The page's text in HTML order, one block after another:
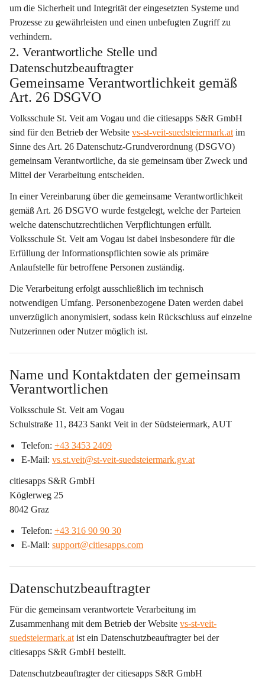
um die Sicherheit und Integrität der eingesetzten Systeme und
Prozesse zu gewährleisten und einen unbefugten Zugriff zu
verhindern.
2. Verantwortliche Stelle und
Datenschutzbeauftragter
Gemeinsame Verantwortlichkeit gemäß
Art. 26 DSGVO
Volksschule St. Veit am Vogau und die citiesapps S&R GmbH
sind für den Betrieb der Website vs-st-veit-suedsteiermark.at im
Sinne des Art. 26 Datenschutz-Grundverordnung (DSGVO)
gemeinsam Verantwortliche, da sie gemeinsam über Zweck und
Mittel der Verarbeitung entscheiden.
In einer Vereinbarung über die gemeinsame Verantwortlichkeit
gemäß Art. 26 DSGVO wurde festgelegt, welche der Parteien
welche datenschutzrechtlichen Verpflichtungen erfüllt.
Volksschule St. Veit am Vogau ist dabei insbesondere für die
Erfüllung der Informationspflichten sowie als primäre
Anlaufstelle für betroffene Personen zuständig.
Die Verarbeitung erfolgt ausschließlich im technisch
notwendigen Umfang. Personenbezogene Daten werden dabei
unverzüglich anonymisiert, sodass kein Rückschluss auf einzelne
Nutzerinnen oder Nutzer möglich ist.
Name und Kontaktdaten der gemeinsam
Verantwortlichen
Volksschule St. Veit am Vogau
Schulstraße 11, 8423 Sankt Veit in der Südsteiermark, AUT
Telefon: +43 3453 2409
E-Mail: vs.st.veit@st-veit-suedsteiermark.gv.at
citiesapps S&R GmbH
Köglerweg 25
8042 Graz
Telefon: +43 316 90 90 30
E-Mail: support@citiesapps.com
Datenschutzbeauftragter
Für die gemeinsam verantwortete Verarbeitung im
Zusammenhang mit dem Betrieb der Website vs-st-veit-
suedsteiermark.at ist ein Datenschutzbeauftragter bei der
citiesapps S&R GmbH bestellt.
Datenschutzbeauftragter der citiesapps S&R GmbH